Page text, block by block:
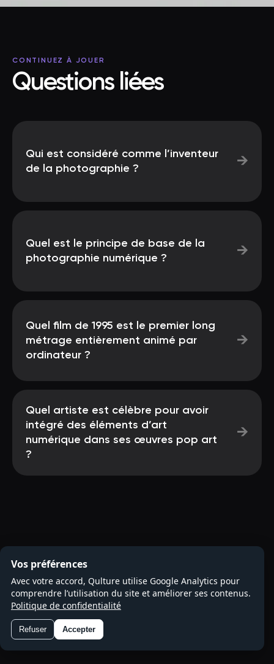
CONTINUEZ À JOUER
Questions liées
Qui est considéré comme l’inventeur
de la photographie ?
→
Quel est le principe de base de la
photographie numérique ?
→
Quel film de 1995 est le premier long
métrage entièrement animé par
ordinateur ?
→
Quel artiste est célèbre pour avoir
intégré des éléments d’art
numérique dans ses œuvres pop art
?
→
Vos préférences
Avec votre accord, Qulture utilise Google Analytics pour
comprendre l’utilisation du site et améliorer ses contenus.
Politique de confidentialité
Refuser Accepter